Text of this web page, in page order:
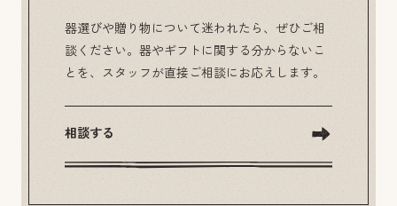
器選びや贈り物について迷われたら、ぜひご相
談ください。器やギフトに関する分からないこ
とを、スタッフが直接ご相談にお応えします。
相談する